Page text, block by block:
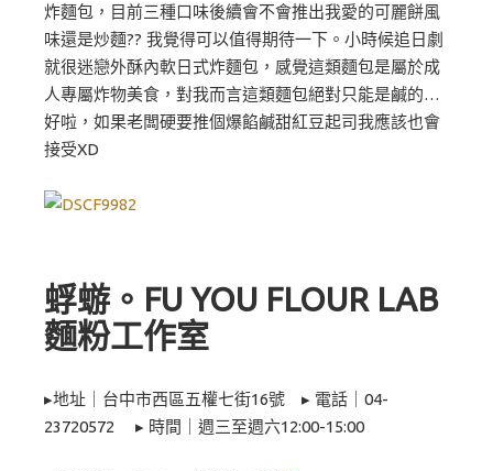
炸麵包，目前三種口味後續會不會推出我愛的可麗餅風
味還是炒麵?? 我覺得可以值得期待一下。小時候追日劇
就很迷戀外酥內軟日式炸麵包，感覺這類麵包是屬於成
人專屬炸物美食，對我而言這類麵包絕對只能是鹹的…
好啦，如果老闆硬要推個爆餡鹹甜紅豆起司我應該也會
接受XD
蜉蝣。FU YOU FLOUR LAB
麵粉工作室
▸地址｜台中市西區五權七街16號 ▸ 電話｜04-
23720572 ▸ 時間｜週三至週六12:00-15:00